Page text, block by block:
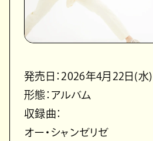
発売日：2026年4月22日(水)
形態：アルバム
収録曲：
オー・シャンゼリゼ